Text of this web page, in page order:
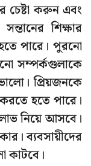
চেষ্টা করুন এবং
শিক্ষার
পারে। পুরনো
সম্পর্কগুলাকে
প্রিয়জনকে
হতে পারে।
নিয়ে আসবে।
ব্যবসায়ীদের
কাটবে।